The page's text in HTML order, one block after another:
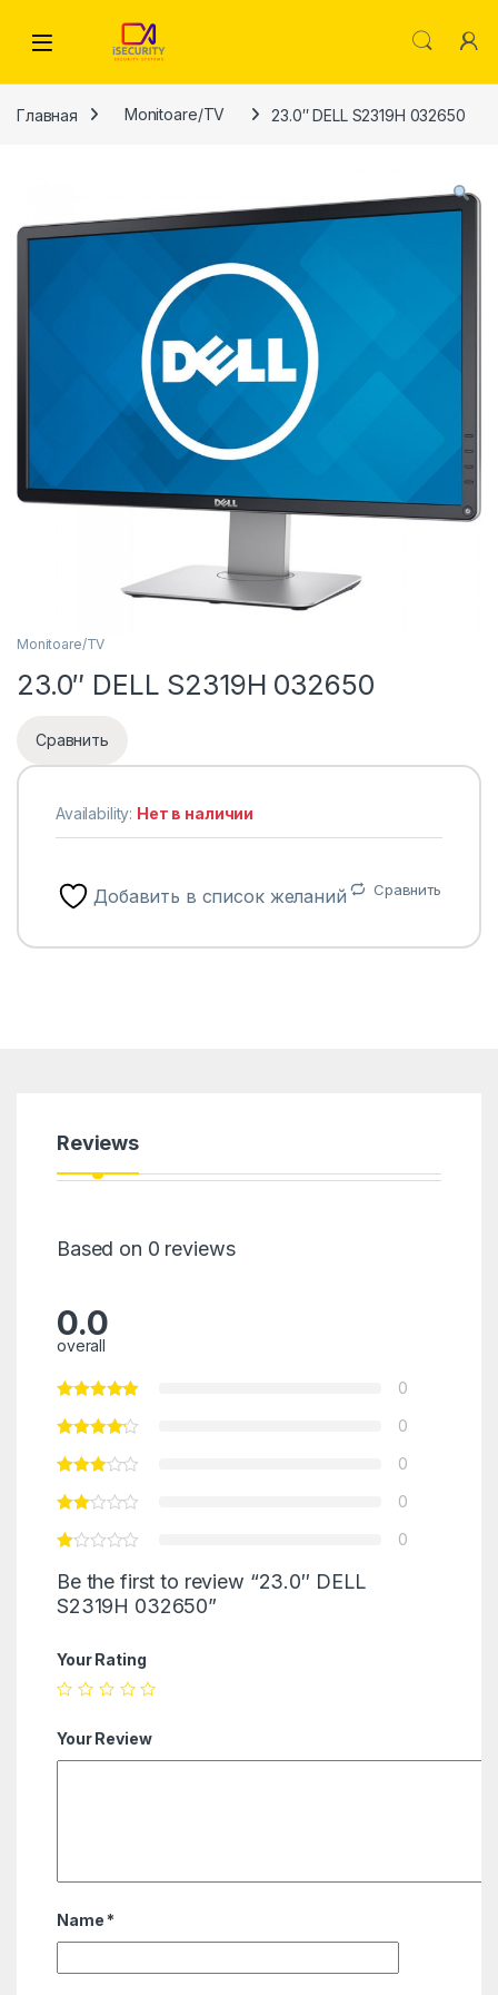
Главная Monitoare/TV 23.0″ DELL S2319H 032650
Monitoare/TV
23.0″ DELL S2319H 032650
Сравнить
Availability: Нет в наличии
Добавить в список желаний Сравнить
Reviews
Based on 0 reviews
0.0
overall
0
0
0
0
0
Be the first to review “23.0″ DELL
S2319H 032650”
Your Rating
Your Review
Name *